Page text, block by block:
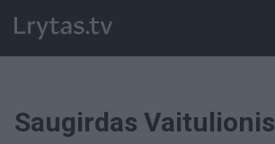
Saugirdas Vaitulionis